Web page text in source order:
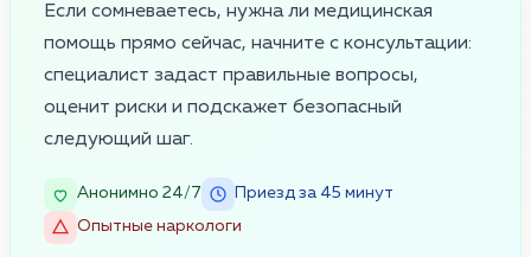
Если сомневаетесь, нужна ли медицинская
помощь прямо сейчас, начните с консультации:
специалист задаст правильные вопросы,
оценит риски и подскажет безопасный
следующий шаг.
Анонимно 24/7
Приезд за 45 минут
Опытные наркологи